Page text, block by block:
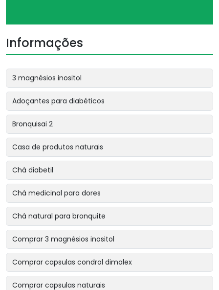
Informações
3 magnésios inositol
Adoçantes para diabéticos
Bronquisai 2
Casa de produtos naturais
Chá diabetil
Chá medicinal para dores
Chá natural para bronquite
Comprar 3 magnésios inositol
Comprar capsulas condrol dimalex
Comprar capsulas naturais